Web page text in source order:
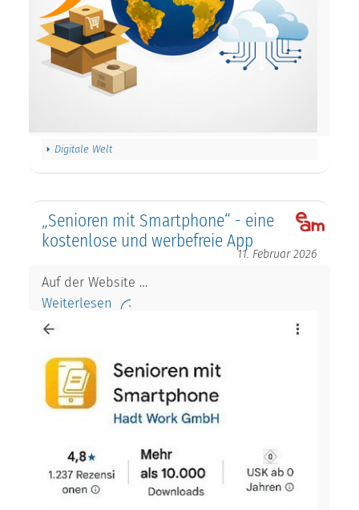
Digitale Welt
„Senioren mit Smartphone“ - eine
kostenlose und werbefreie App
11. Februar 2026
Auf der Website …
Weiterlesen